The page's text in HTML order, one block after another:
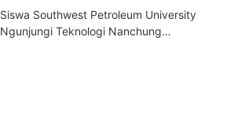
Siswa Southwest Petroleum University
Ngunjungi Teknologi Nanchung